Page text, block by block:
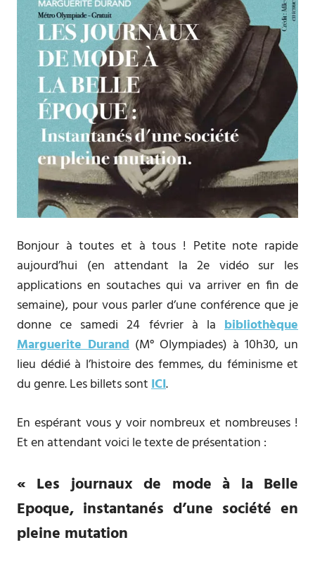
Bonjour à toutes et à tous ! Petite note rapide
aujourd’hui (en attendant la 2e vidéo sur les
applications en soutaches qui va arriver en fin de
semaine), pour vous parler d’une conférence que je
donne ce samedi 24 février à la bibliothèque
Marguerite Durand (M° Olympiades) à 10h30, un
lieu dédié à l’histoire des femmes, du féminisme et
du genre. Les billets sontICI.
En espérant vous y voir nombreux et nombreuses !
Et en attendant voici le texte de présentation :
« Les journaux de mode à la Belle
Epoque, instantanés d’une société en
pleine mutation